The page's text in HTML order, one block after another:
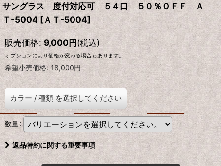
サングラス 度付対応可 ５４口 ５０％ＯＦＦ Ａ
Ｔ-5004 [ＡＴ-5004]
販売価格: 9,000円(税込)
オプションにより価格が変わる場合もあります。
希望小売価格: 18,000円
カラー / 種類 を選択してください
数量:
返品特約に関する重要事項